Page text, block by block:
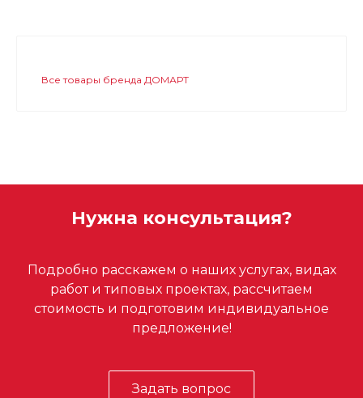
Все товары бренда ДОМАРТ
Нужна консультация?
Подробно расскажем о наших услугах, видах
работ и типовых проектах, рассчитаем
стоимость и подготовим индивидуальное
предложение!
Задать вопрос